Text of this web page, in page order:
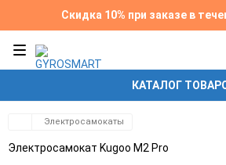
Скидка 10% при заказе в
КАТАЛОГ
Электросамокаты
Электросамокат Kugoo M2 Pro